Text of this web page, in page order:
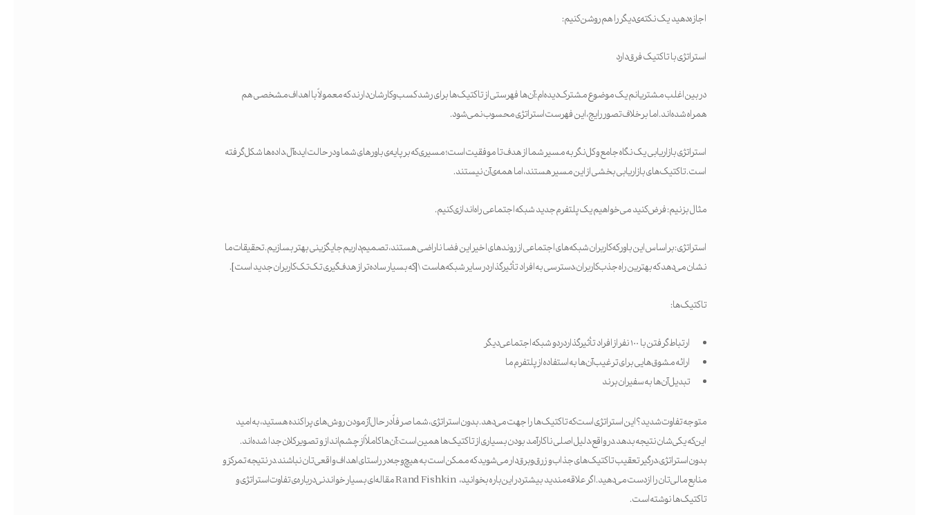
اجازه دهید یک نکته‌ی دیگر را هم روشن کنیم:
استراتژی با تاکتیک فرق دارد
در بین اغلب مشتریانم یک موضوع مشترک دیده‌ام: آن‌ها فهرستی از تاکتیک‌ها برای رشد کسب‌وکارشان دارند که معمولاً با اهداف مشخصی هم
همراه شده‌اند. اما برخلاف تصور رایج، این فهرست استراتژی محسوب نمی‌شود.
استراتژی بازاریابی یک نگاه جامع و کل‌نگر به مسیر شما از هدف تا موفقیت است؛ مسیری که بر پایه‌ی باورهای شما و در حالت ایده‌آل، داده‌ها شکل گرفته
است. تاکتیک‌های بازاریابی بخشی از این مسیر هستند، اما همه‌ی آن نیستند.
مثال بزنیم: فرض کنید می‌خواهیم یک پلتفرم جدید شبکه اجتماعی راه‌اندازی کنیم.
استراتژی: بر اساس این باور که کاربران شبکه‌های اجتماعی از روندهای اخیر این فضا ناراضی هستند، تصمیم داریم جایگزینی بهتر بسازیم. تحقیقات ما
نشان می‌دهد که بهترین راه جذب کاربران، دسترسی به افراد تأثیرگذار در سایر شبکه‌هاست \[که بسیار ساده‌تر از هدف‌گیری تک‌تک کاربران جدید است].
تاکتیک‌ها:
ارتباط گرفتن با ۱۰۰ نفر از افراد تأثیرگذار در دو شبکه اجتماعی دیگر
ارائه مشوق‌هایی برای ترغیب آن‌ها به استفاده از پلتفرم ما
تبدیل آن‌ها به سفیران برند
متوجه تفاوت شدید؟ این استراتژی است که تاکتیک‌ها را جهت می‌دهد. بدون استراتژی، شما صرفاً در حال آزمودن روش‌های پراکنده هستید، به امید
این‌که یکی‌شان نتیجه بدهد. در واقع، دلیل اصلی ناکارآمد بودن بسیاری از تاکتیک‌ها همین است: آن‌ها کاملاً از چشم‌انداز و تصویر کلان جدا شده‌اند.
بدون استراتژی، درگیر تعقیب تاکتیک‌های جذاب و زرق‌وبرق‌دار می‌شوید که ممکن است به هیچ‌وجه در راستای اهداف واقعی‌تان نباشند. در نتیجه تمرکز و
منابع مالی‌تان را از دست می‌دهید. اگر علاقه‌مندید بیشتر در این‌باره بخوانید، Rand Fishkin مقاله‌ای بسیار خواندنی درباره‌ی تفاوت استراتژی و
تاکتیک‌ها نوشته است.